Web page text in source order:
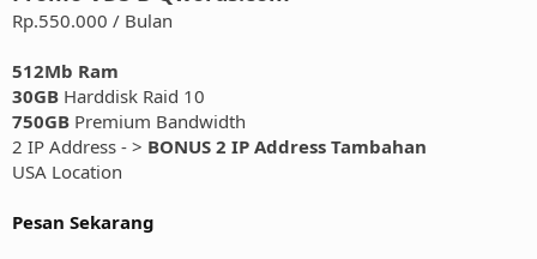
Rp.550.000 / Bulan
512Mb Ram
30GB Harddisk Raid 10
750GB Premium Bandwidth
2 IP Address - > BONUS 2 IP Address Tambahan
USA Location
Pesan Sekarang